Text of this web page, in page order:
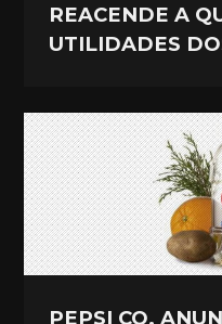
REACENDE A
UTILIDADES
PEPSI CO.